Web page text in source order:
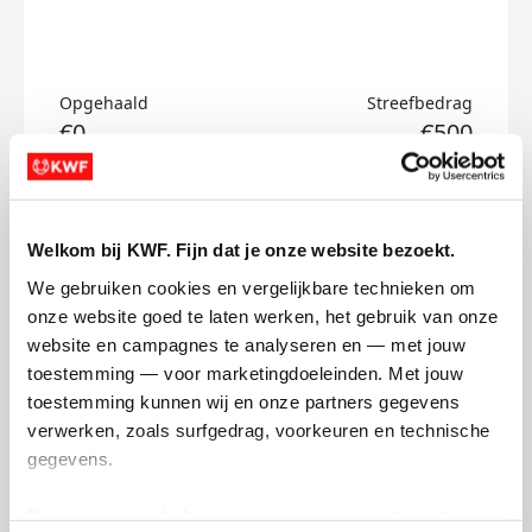
Welkom bij KWF. Fijn dat je onze website bezoekt.
We gebruiken cookies en vergelijkbare technieken om
onze website goed te laten werken, het gebruik van onze
website en campagnes te analyseren en — met jouw
toestemming — voor marketingdoeleinden. Met jouw
toestemming kunnen wij en onze partners gegevens
verwerken, zoals surfgedrag, voorkeuren en technische
gegevens.
Opgehaald
€0
Streefbedrag
€500
Doneer
Gustav's badges